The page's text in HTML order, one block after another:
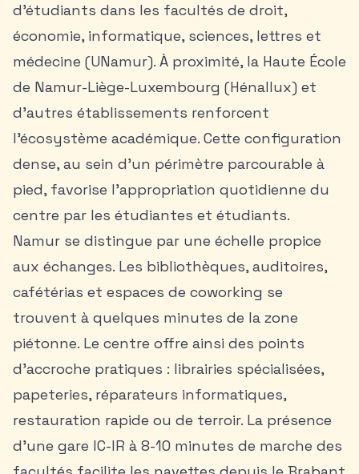
d’étudiants dans les facultés de droit,
économie, informatique, sciences, lettres et
médecine (UNamur). À proximité, la Haute École
de Namur-Liège-Luxembourg (Hénallux) et
d’autres établissements renforcent
l’écosystème académique. Cette configuration
dense, au sein d’un périmètre parcourable à
pied, favorise l’appropriation quotidienne du
centre par les étudiantes et étudiants.
Namur se distingue par une échelle propice
aux échanges. Les bibliothèques, auditoires,
cafétérias et espaces de coworking se
trouvent à quelques minutes de la zone
piétonne. Le centre offre ainsi des points
d’accroche pratiques : librairies spécialisées,
papeteries, réparateurs informatiques,
restauration rapide ou de terroir. La présence
d’une gare IC-IR à 8-10 minutes de marche des